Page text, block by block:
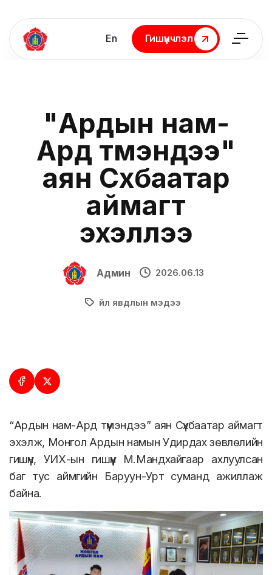
En
Гишүүнчлэл
Гишүүнчлэл
"Ардын нам-
Ард түмэндээ"
аян Сүхбаатар
аймагт
эхэллээ
Админ 2026.06.13
Үйл явдлын мэдээ
“Ардын нам-Ард түмэндээ” аян Сүхбаатар аймагт
эхэлж, Монгол Ардын намын Удирдах зөвлөлийн
гишүүн, УИХ-ын гишүүн М.Мандхайгаар ахлуулсан
баг тус аймгийн Баруун-Урт суманд ажиллаж
байна.